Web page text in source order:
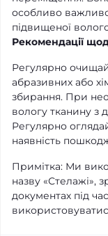
особливо
підвищеної
Рекомендації
Регулярно
абразивних або
збирання. При
вологу тканину з
Регулярно
наявність
Примітка: Ми
назву «Стелажі»,
документах під